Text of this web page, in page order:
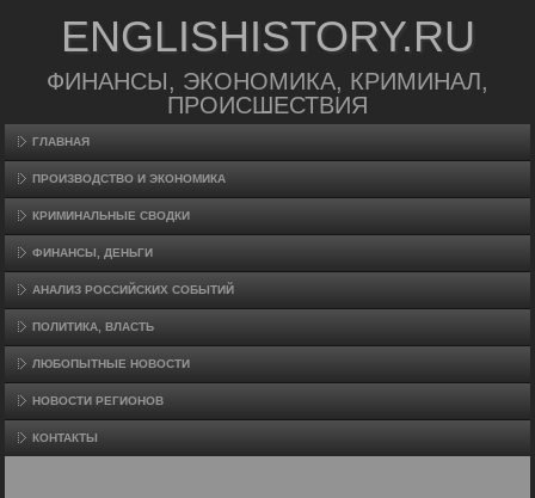
ENGLISHISTORY.RU
ФИНАНСЫ, ЭКОНОМИКА, КРИМИНАЛ,
ПРОИСШЕСТВИЯ
ГЛАВНАЯ
ПРОИЗВΟДСТВО И ЭКОНОМИКА
КРИМИНАЛЬНЫЕ СВОДКИ
ФИНАНСЫ, ДЕНЬГИ
АНАЛИЗ РОССИЙСКИХ СОБЫТИЙ
ПОЛИТИКА, ВЛАСТЬ
ЛЮБОПЫТНЫЕ НОВОСТИ
НОВОСТИ РЕГИОНОВ
КОНТАКТЫ